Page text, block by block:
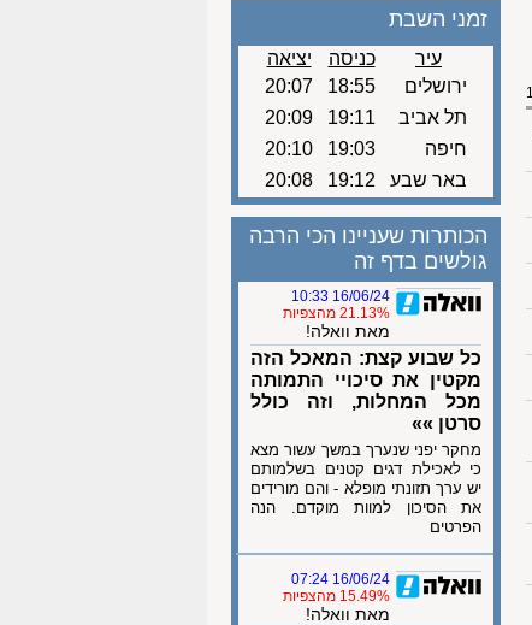
זמני השבת
עיר כניסה
יציאה
ירושלים
18:55
20:07
תל אביב
19:11
20:09
חיפה
19:03
20:10
באר שבע
19:12
20:08
הכותרות שעניינו הכי הרבה
גולשים בדף זה
16/06/24 10:33
21.13% מהצפיות
מאת וואלה!
כל שבוע קצת: המאכל הזה
מקטין את סיכויי התמותה
מכל המחלות, וזה כולל
סרטן »»
מחקר יפני שנערך במשך עשור מצא
כי לאכילת דגים קטנים בשלמותם
יש ערך תזונתי מופלא - והם מורידים
את הסיכון למוות מוקדם. הנה
הפרטים
16/06/24 07:24
15.49% מהצפיות
מאת וואלה!